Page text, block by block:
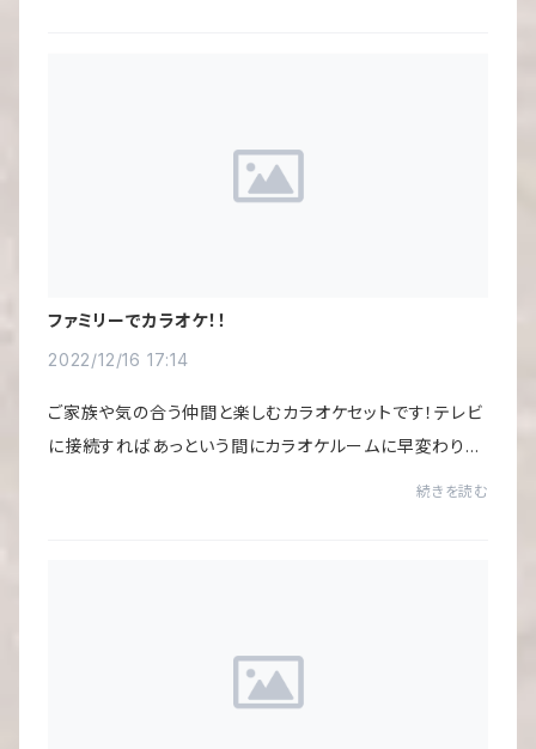
ファミリーでカラオケ！！
2022/12/16 17:14
ご家族や気の合う仲間と楽しむカラオケセットです！テレビ
に接続すればあっという間にカラオケルームに早変わり！D
続きを読む